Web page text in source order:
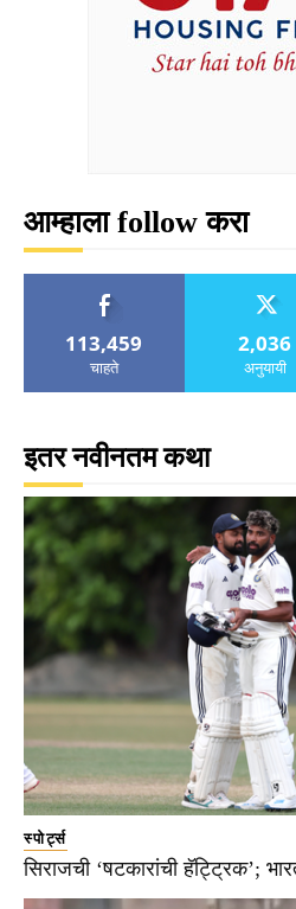
आम्हाला follow करा
113,459
चाहते
2,036
अनुयायी
इतर नवीनतम कथा
स्पोर्ट्स
सिराजची ‘षटकारांची हॅट्ट्रिक’;